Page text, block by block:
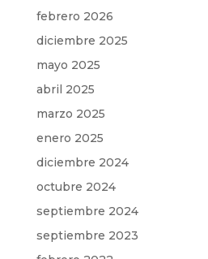
febrero 2026
diciembre 2025
mayo 2025
abril 2025
marzo 2025
enero 2025
diciembre 2024
octubre 2024
septiembre 2024
septiembre 2023